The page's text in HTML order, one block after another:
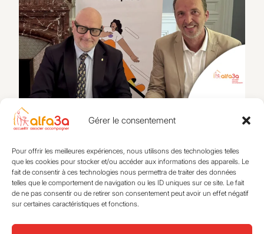
Gérer le consentement
Pour offrir les meilleures expériences, nous utilisons des technologies telles
que les cookies pour stocker et/ou accéder aux informations des appareils. Le
fait de consentir à ces technologies nous permettra de traiter des données
telles que le comportement de navigation ou les ID uniques sur ce site. Le fait
de ne pas consentir ou de retirer son consentement peut avoir un effet négatif
sur certaines caractéristiques et fonctions.
Alfa3a x Orange : accompagner les jeunes face aux
enjeux du numérique
26 mai 2026
S’éveiller Actualités